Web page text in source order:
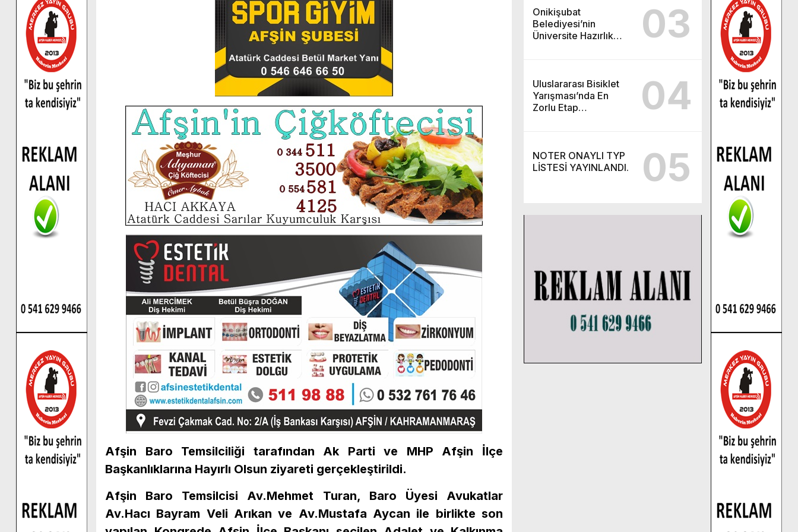
Onikişubat
Belediyesi’nin
Üniversite Hazırlık
03
Uluslararası Bisiklet
Yarışması’nda En
Zorlu Etap
04
NOTER ONAYLI TYP
LİSTESİ YAYINLANDI.
05
Afşin Baro Temsilciliği tarafından Ak Parti ve MHP Afşin İlçe
Başkanlıklarına Hayırlı Olsun ziyareti gerçekleştirildi.
Afşin Baro Temsilcisi Av.Mehmet Turan, Baro Üyesi Avukatlar
Av.Hacı Bayram Veli Arıkan ve Av.Mustafa Aycan ile birlikte son